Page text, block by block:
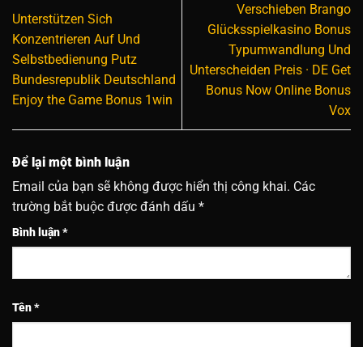
Unterstützen Sich
Konzentrieren Auf Und
Selbstbedienung Putz
Bundesrepublik Deutschland
Enjoy the Game Bonus 1win
Verschieben Brango
Glücksspielkasino Bonus
Typumwandlung Und
Unterscheiden Preis · DE Get
Bonus Now Online Bonus
Vox
Để lại một bình luận
Email của bạn sẽ không được hiển thị công khai. Các
trường bắt buộc được đánh dấu *
Bình luận*
Tên*